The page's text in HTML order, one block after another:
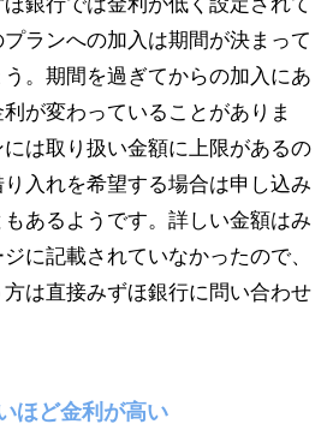
銀行では金利が低く設定されて
ランへの加入は期間が決まって
。期間を過ぎてからの加入にあ
が変わっていることがありま
は取り扱い金額に上限があるの
入れを希望する場合は申し込み
あるようです。詳しい金額はみ
に記載されていなかったので、
は直接みずほ銀行に問い合わせ
ほど金利が高い